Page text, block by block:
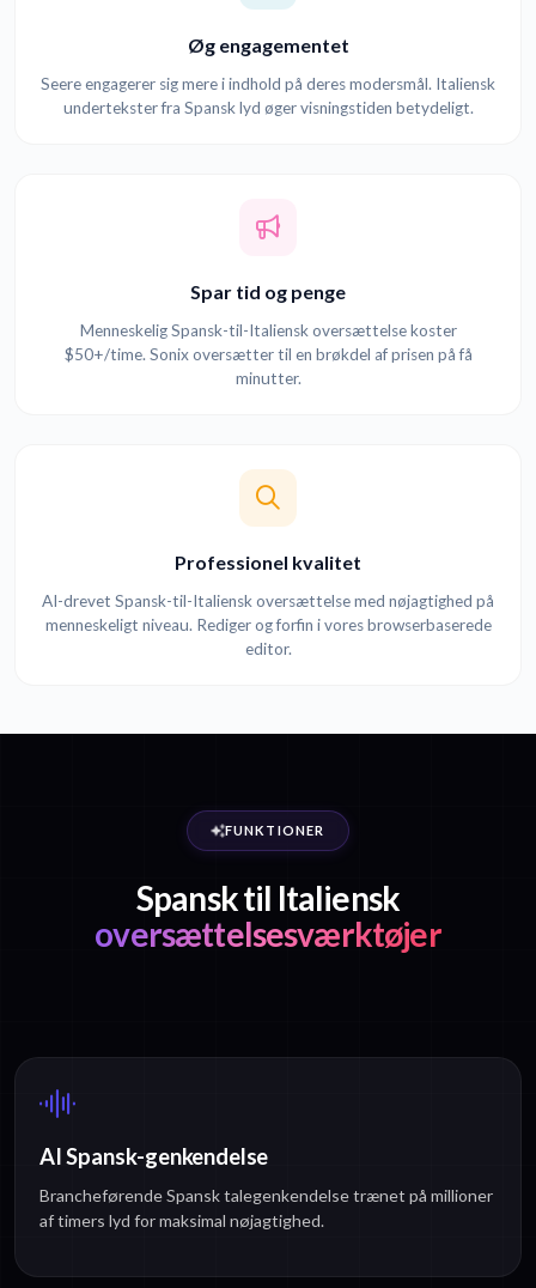
Øg engagementet
Seere engagerer sig mere i indhold på deres modersmål. Italiensk
undertekster fra Spansk lyd øger visningstiden betydeligt.
Spar tid og penge
Menneskelig Spansk-til-Italiensk oversættelse koster
$50+/time. Sonix oversætter til en brøkdel af prisen på få
minutter.
Professionel kvalitet
AI-drevet Spansk-til-Italiensk oversættelse med nøjagtighed på
menneskeligt niveau. Rediger og forfin i vores browserbaserede
editor.
FUNKTIONER
Spansk til Italiensk
oversættelsesværktøjer
AI Spansk-genkendelse
Brancheførende Spansk talegenkendelse trænet på millioner
af timers lyd for maksimal nøjagtighed.